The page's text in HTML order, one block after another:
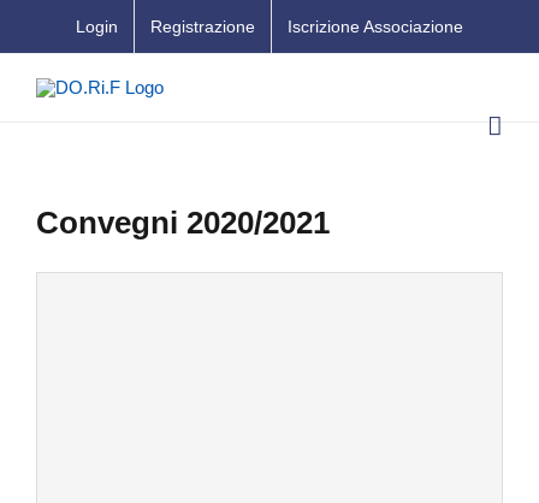
al
contenuto
Login Registrazione Iscrizione Associazione
Convegni 2020/2021